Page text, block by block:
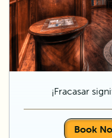
¡Fracasar
Book